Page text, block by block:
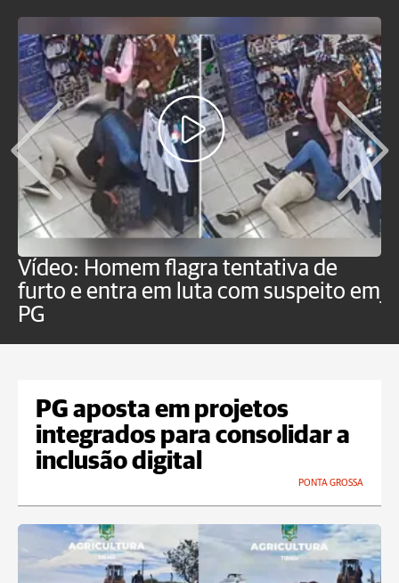
Vídeo: Homem flagra tentativa de
furto e entra em luta com suspeito em
PG
PG aposta em projetos
integrados para consolidar a
inclusão digital
PONTA GROSSA